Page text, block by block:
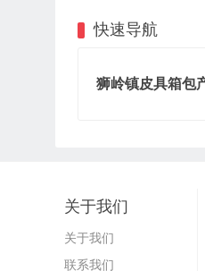
快速导航
狮岭镇皮具箱包
关于我们
关于我们
联系我们